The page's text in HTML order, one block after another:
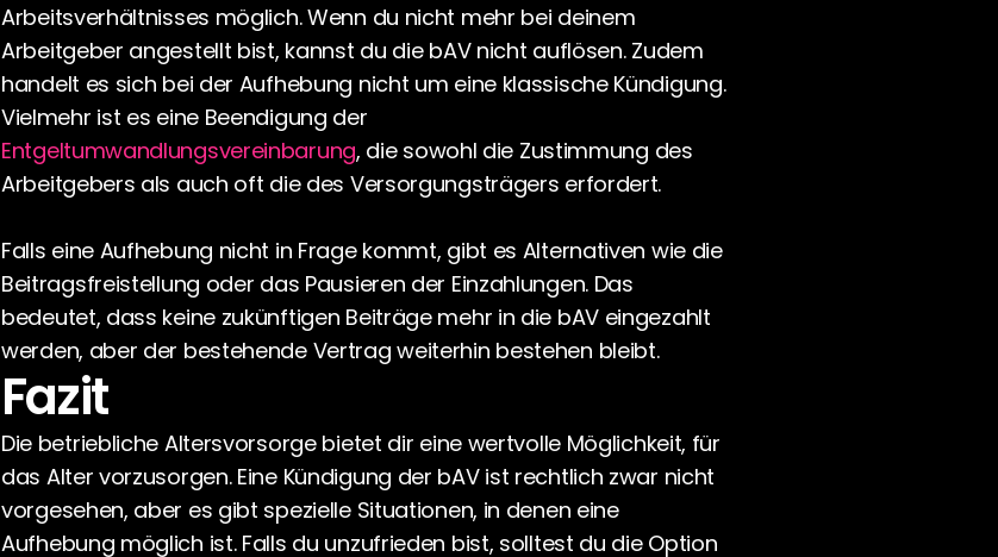
Arbeitsverhältnisses möglich. Wenn du nicht mehr bei deinem
Arbeitgeber angestellt bist, kannst du die bAV nicht auflösen. Zudem
handelt es sich bei der Aufhebung nicht um eine klassische Kündigung.
Entgeltumwandlungsvereinbarung, die sowohl die Zustimmung des
Arbeitgebers als auch oft die des Versorgungsträgers erfordert.
Falls eine Aufhebung nicht in Frage kommt, gibt es Alternativen wie die
Beitragsfreistellung oder das Pausieren der Einzahlungen. Das
bedeutet, dass keine zukünftigen Beiträge mehr in die bAV eingezahlt
werden, aber der bestehende Vertrag weiterhin bestehen bleibt.
Fazit
Die betriebliche Altersvorsorge bietet dir eine wertvolle Möglichkeit, für
das Alter vorzusorgen. Eine Kündigung der bAV ist rechtlich zwar nicht
vorgesehen, aber es gibt spezielle Situationen, in denen eine
Aufhebung möglich ist. Falls du unzufrieden bist, solltest du die Option